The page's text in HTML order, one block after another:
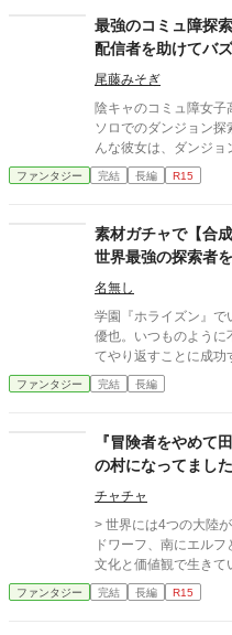
最強のコミュ障探
配信者を助けてバ
なのでコラボ配信
尾藤みそぎ
陰キャのコミュ障女子
ソロでのダンジョン
んな彼女は、ダンジ
ィ」に覚醒した希少な特級
紀はダンジョンの中層
て、サラマンドラを一
れていたのは探索者兼
ずくで。しかも、救出
た！？ そして配信された動画がバズりまくる中、偶然にも同じ学
校の生徒だった水無瀬
間に身バレしてしまう。 さらには、ダンジョン管理局に目を
られて依頼が舞い込ん
かけられたり。 コミ
日常はガラリと様相を変えて行く！ はた
ファンタジー 完結 長編 R15
素材ガチャで【合
世界最強の探索者
名無し
学園『ホライズン』で
優也。いつものように
てやり返すことに成功
ター討伐に立候補した
いくことになるのであ
ファンタジー 完結 長編
『冒険者をやめ
の村になってました
チャチャ
> 世界には4つの大陸
ドワーフ、南にエル
文化と価値観で生きていた。 その世界で唯一の
者・ジーク。英雄と呼
を引退し、田舎へと姿を消した。 「もう戦
ファンタジー 完結 長編 R15